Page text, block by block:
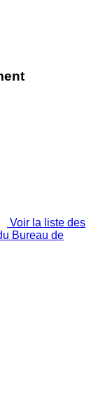
Voir la liste des
Bureau de